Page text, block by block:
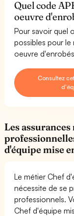
Quel code
oeuvre
Pour savoir quel
possibles pour
oeuvre
Consultez
Les
d'équipe mise
Le métier Chef
nécessite de se
professionnels.
Chef d'équipe